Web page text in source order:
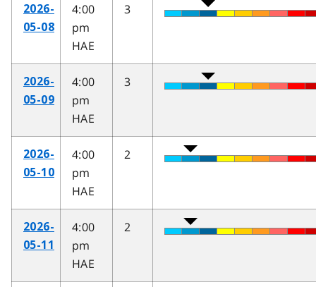
2026-
05-08
4:00
pm
HAE
3
2026-
05-09
4:00
pm
HAE
3
2026-
05-10
4:00
pm
HAE
2
2026-
05-11
4:00
pm
HAE
2